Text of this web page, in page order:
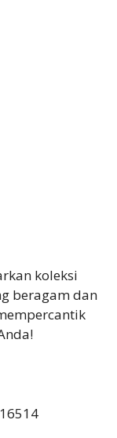
koleksi
beragam dan